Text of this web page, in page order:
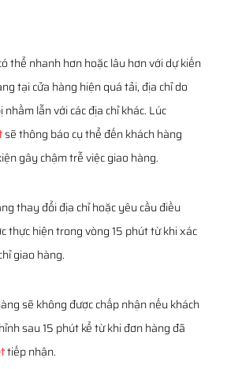
thể nhanh hơn hoặc lâu hơn với dự kiến
tại cửa hàng hiện quá tải, địa chỉ do
lẫn với các địa chỉ khác. Lúc
sẽ thông báo cụ thể đến khách hàng
gây chậm trễ việc giao hàng.
thay đổi địa chỉ hoặc yêu cầu điều
thực hiện trong vòng 15 phút từ khi xác
giao hàng.
sẽ không được chấp nhận nếu khách
sau 15 phút kể từ khi đơn hàng đã
tiếp nhận.